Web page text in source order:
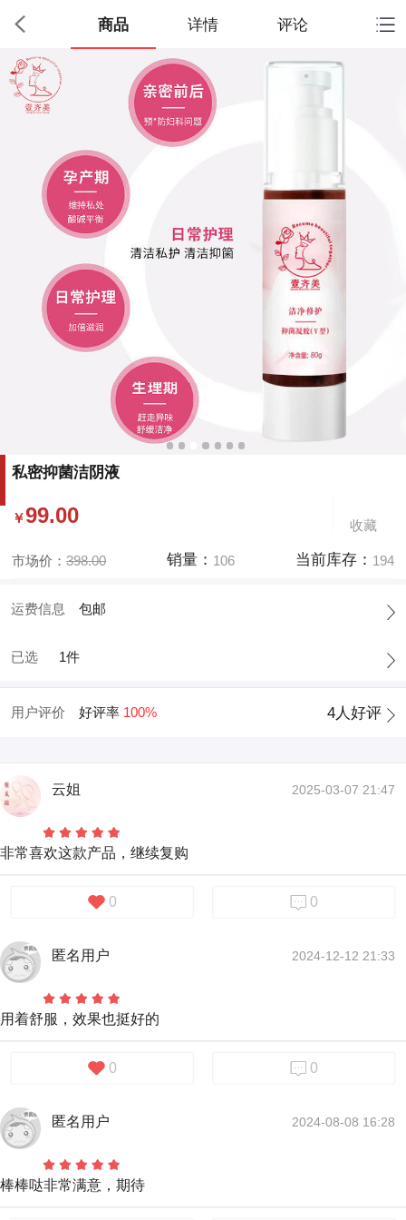
商品 详情 评论
私密抑菌洁阴液
￥99.00 收藏
市场价：398.00 销量： 106 当前库存： 194
运费信息 包邮
已选 1件
用户评价 好评率 100% 4人好评
云姐 2025-03-07 21:47
非常喜欢这款产品，继续复购
0 0
匿名用户 2024-12-12 21:33
用着舒服，效果也挺好的
0 0
匿名用户 2024-08-08 16:28
棒棒哒非常满意，期待